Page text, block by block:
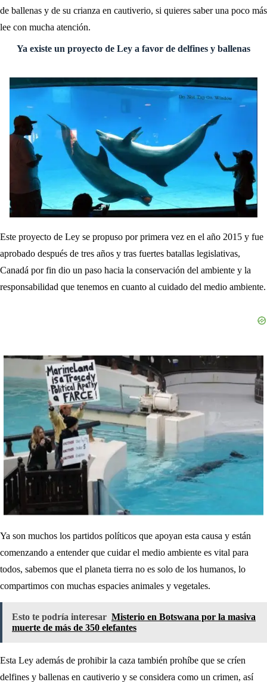
de ballenas y de su crianza en cautiverio, si quieres saber una poco más
lee con mucha atención.
Ya existe un proyecto de Ley a favor de delfines y ballenas
Este proyecto de Ley se propuso por primera vez en el año 2015 y fue
aprobado después de tres años y tras fuertes batallas legislativas,
Canadá por fin dio un paso hacia la conservación del ambiente y la
responsabilidad que tenemos en cuanto al cuidado del medio ambiente.
Ya son muchos los partidos políticos que apoyan esta causa y están
comenzando a entender que cuidar el medio ambiente es vital para
todos, sabemos que el planeta tierra no es solo de los humanos, lo
compartimos con muchas espacies animales y vegetales.
Esto te podría interesar Misterio en Botswana por la masiva
muerte de más de 350 elefantes
Esta Ley además de prohibir la caza también prohíbe que se críen
delfines y ballenas en cautiverio y se considera como un crimen, así